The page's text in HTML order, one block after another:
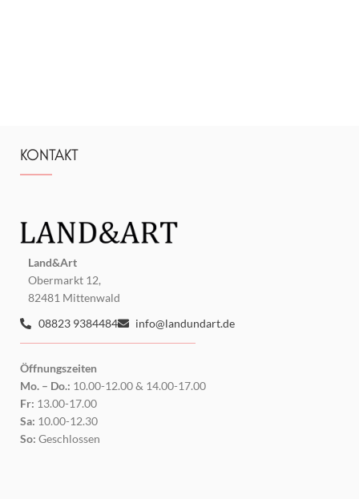
KONTAKT
Land&Art
Obermarkt 12,
82481 Mittenwald
08823 9384484
info@landundart.de
Öffnungszeiten
Mo. – Do.: 10.00-12.00 & 14.00-17.00
Fr: 13.00-17.00
Sa: 10.00-12.30
So: Geschlossen